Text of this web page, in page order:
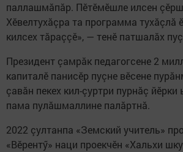
паллашмăпăр. Пӗтӗмӗшле илсен
Хĕвелтухӑçра та программа тухӑçлӑ
килсех тӑраççӗ», — тенĕ патшалӑх
Президент çамрӑк педагогсене 2
капиталӗ панисӗр пуçне вӗсене
çавӑн пекех кил-çуртри пурнăç йĕрки
пама пулӑшмаллине палӑртнӑ.
2022 çултанпа «Земский учитель»
«Вĕрентӳ» наци проекчӗн «Хальхи